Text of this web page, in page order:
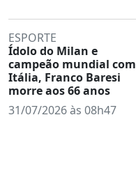
ESPORTE
Ídolo do Milan e
campeão mundial
Itália, Franco Baresi
morre aos 66 anos
31/07/2026 às 08h47